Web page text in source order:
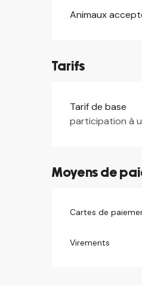
Animaux
Tarifs
Tarifs 2026
Tarif de base
participation à
Moyens de
Cartes de
Virements